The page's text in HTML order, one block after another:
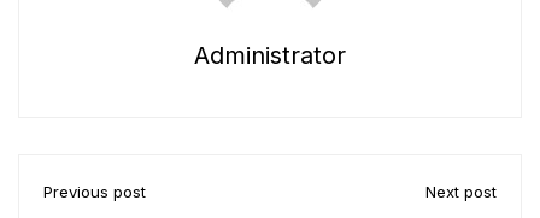
Administrator
Previous post Next post